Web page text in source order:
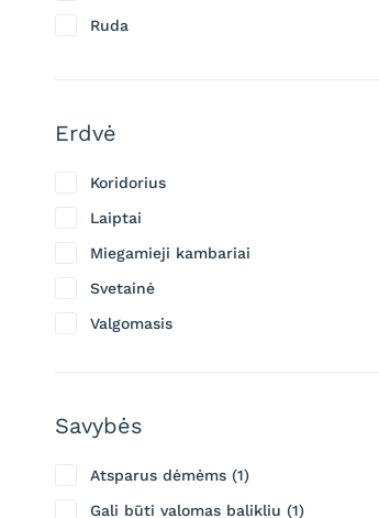
Ruda
Erdvė
Koridorius
Laiptai
Miegamieji kambariai
Svetainė
Valgomasis
Savybės
Atsparus dėmėms
1
Gali būti valomas balikliu
1